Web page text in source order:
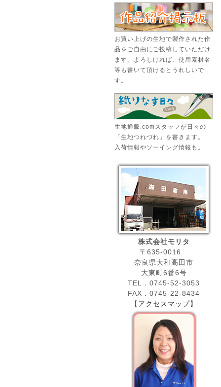
お買い上げの生地で製作された作
品をご自由にご投稿していただけ
ます。よろしければ、使用素材名
等も書いて頂けるとうれしいで
す。
生地通販.comスタッフが日々の
「生地つれづれ」を書きます。
入荷情報やソーイング情報も。
株式会社モリタ
〒635-0016
奈良県大和高田市
大東町6番6号
TEL．0745-52-3053
FAX．0745-22-8434
【 アクセスマップ】